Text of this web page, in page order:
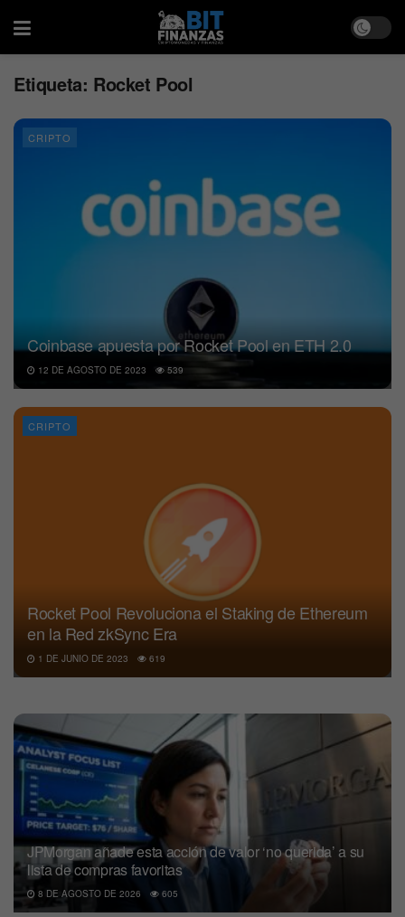
Etiqueta: Rocket Pool
CRIPTO
Coinbase apuesta por Rocket Pool en ETH 2.0
12 DE AGOSTO DE 2023 539
CRIPTO
Rocket Pool Revoluciona el Staking de Ethereum
en la Red zkSync Era
1 DE JUNIO DE 2023 619
JPMorgan añade esta acción de valor ‘no querida’ a su
lista de compras favoritas
8 DE AGOSTO DE 2026 605